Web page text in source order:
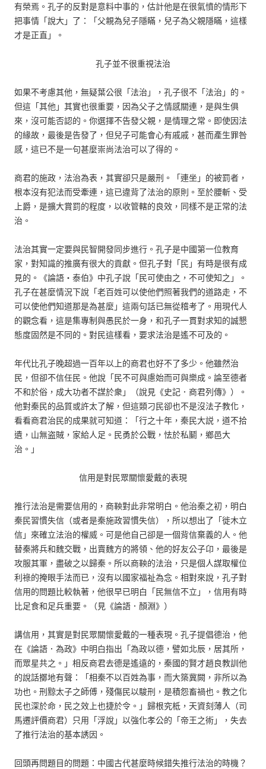
有榮焉。孔子的反對是意料中事的，估計他是在很氣憤的情形下
把事情「說大」了：「父親為兒子隱瞞，兒子為父親隱瞞，這樣
才是正直」。
孔子並不很重視法治
如果不考慮其他，無疑葉公很「法治」，孔子很不「法治」的。
但這「其他」其實也很重要，因為父子之情感關連，是與生俱
來，沒可能否認的。你選擇不告發父親，是情理之常。即使因法
的緣故，最後是告發了，但兒子可能會心有戚戚，甚而產生罪咎
感，這已不是一句甚麼崇尚法治可以了得的。
商君的施政，法治為表，其實卻只是嚴刑。「連坐」的被罰者，
根本沒有犯法而受牽連，這已違背了法治的原則。至於腰斬、受
上爵，是擴大賞罰的程度，以收管轄的良效，同樣不是正常的法
治。
法治其實一定要與民智開發同步進行。孔子是中國第一位教育
家，對知識的推廣有很大的貢獻。但孔子對「民」有時是很有成
見的。《論語‧泰伯》中孔子說「民可使由之，不可使知之」。
孔子在甚麼情況下說「老百姓可以使他們照著我們的道路走，不
可以使他們知道那是為甚麼」這兩句話已無從稽考了。用現代人
的觀念看，這是集專制與愚民於一身，和孔子一貫對求知的誠懇
態度固然是不同的。對民這樣看，要求法治是遙不可及的。
年代比孔子晚超過一百年以上的商君也好不了多少。他雖然治
民，但卻不信任民。他說「民不可與慮始而可與樂成。論至德者
不和於俗，成大功者不謀於衆」（說見《史記．商君列傳》）。
他對秦民的品質或許太了解，但這類刁民卻也不是沒法子教化，
看看商君治民的成果就可知道：「行之十年，秦民大説，道不拾
遺，山無盗賊，家給人足。民勇於公戰，怯於私鬭，鄉邑大
治。」
信用是對民眾關懷愛戴的表現
推行法治是需要信用的，商鞅對此非常明白。他治秦之初，明白
秦民習慣失信（或者是秦施政習慣失信），所以想出了「徙木立
信」來確立法治的權威。可是他自己卻是一個背信棄義的人。他
替秦將兵和魏交戰，出賣魏方的將領、他的好友公子卬，最後是
攻服其軍，盡破之以歸秦。所以商鞅的法治，只是個人謀取權位
利祿的掩眼手法而已，沒有以國家福祉為念。相對來說，孔子對
信用的問題比較執著，他很早已明白「民無信不立」，信用有時
比足食和足兵重要。（見《論語．顏淵》）
講信用，其實是對民眾關懷愛戴的一種表現。孔子提倡德治，他
在《論語．為政》中明白指出「為政以德，譬如北辰，居其所，
而眾星共之。」相反商君去德是遙遠的，秦國的賢才趙良教訓他
的說話擲地有聲：「相秦不以百姓為事，而大築冀闕，非所以為
功也。刑黥太子之師傅，殘傷民以駿刑，是積怨畜禍也。教之化
民也深於命，民之效上也捷於令。」歸根究柢，天資刻薄人（司
馬遷評價商君）只用「浮說」以強化孝公的「帝王之術」，失去
了推行法治的基本誘因。
回頭再問題目的問題：中國古代甚麼時候錯失推行法治的時機？